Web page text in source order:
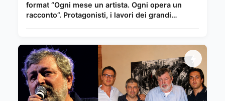
format “Ogni mese un artista. Ogni opera un
racconto”. Protagonisti, i lavori dei grandi